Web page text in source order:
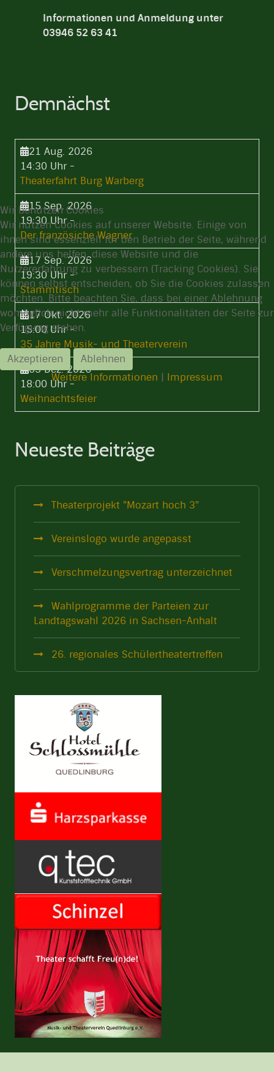
Informationen und Anmeldung unter
03946 52 63 41
Demnächst
21 Aug. 2026
14:30 Uhr-
Theaterfahrt Burg Warberg
15 Sep. 2026
19:30 Uhr-
Der französiche Wagner
17 Sep. 2026
19:30 Uhr-
Stammtisch
17 Okt. 2026
15:00 Uhr-
35 Jahre Musik- und Theaterverein
03 Dez. 2026
18:00 Uhr-
Weihnachtsfeier
Neueste Beiträge
Theaterprojekt "Mozart hoch 3"
Vereinslogo wurde angepasst
Verschmelzungsvertrag unterzeichnet
Wahlprogramme der Parteien zur
Landtagswahl 2026 in Sachsen-Anhalt
26. regionales Schülertheatertreffen
Wir benutzen Cookies
Wir nutzen Cookies auf unserer Website. Einige von
ihnen sind essenziell für den Betrieb der Seite, während
andere uns helfen, diese Website und die
Nutzererfahrung zu verbessern (Tracking Cookies). Sie
können selbst entscheiden, ob Sie die Cookies zulassen
möchten. Bitte beachten Sie, dass bei einer Ablehnung
womöglich nicht mehr alle Funktionalitäten der Seite zur
Verfügung stehen.
Akzeptieren
Ablehnen
Weitere Informationen | Impressum